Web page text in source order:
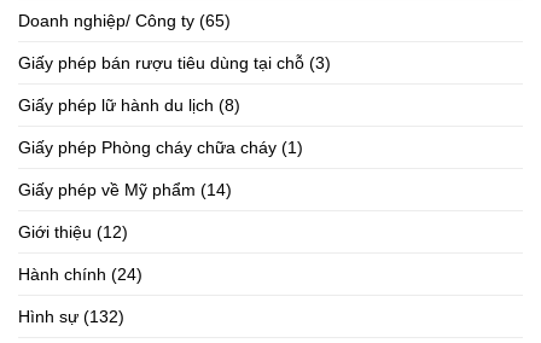
Doanh nghiệp/ Công ty (65)
Giấy phép bán rượu tiêu dùng tại chỗ (3)
Giấy phép lữ hành du lịch (8)
Giấy phép Phòng cháy chữa cháy (1)
Giấy phép về Mỹ phẩm (14)
Giới thiệu (12)
Hành chính (24)
Hình sự (132)